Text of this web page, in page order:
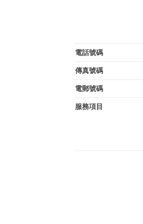
電話號碼
傳真號碼
電郵號碼
服務項目